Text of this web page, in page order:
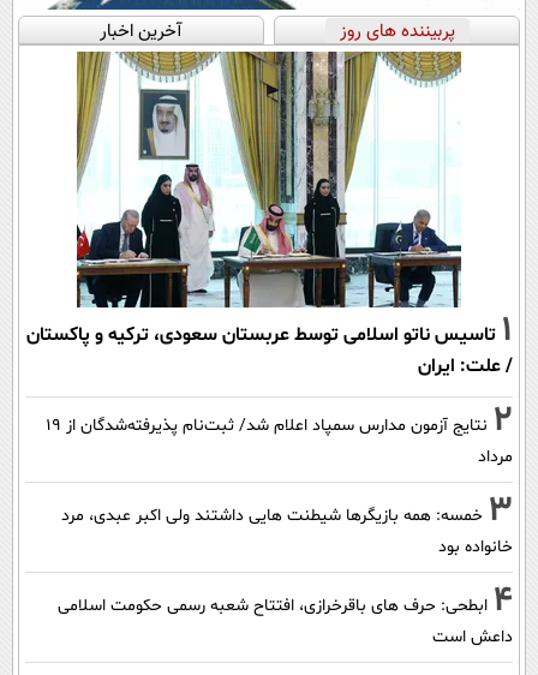
پربیننده های روز آخرین اخبار
1 تاسیس ناتو اسلامی توسط عربستان سعودی، ترکیه و پاکستان
/ علت: ایران
2
نتایج آزمون مدارس سمپاد اعلام شد/ ثبت‌نام پذیرفته‌شدگان از ۱۹
مرداد
3 خمسه: همه بازیگرها شیطنت هایی داشتند ولی اکبر عبدی، مرد
خانواده بود
4 ابطحی: حرف های باقرخرازی، افتتاح شعبه رسمی حکومت اسلامی
داعش است